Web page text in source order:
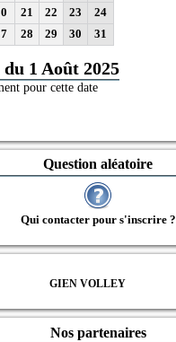
Question aléatoire
Qui contacter pour s'inscrire ?
GIEN VOLLEY
21 22 23
24
28 29 30 31
1 Août 2025
pour cette date
Nos partenaires